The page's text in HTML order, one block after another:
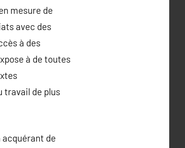
mesure de
avec des
à des
à de toutes
travail de plus
de